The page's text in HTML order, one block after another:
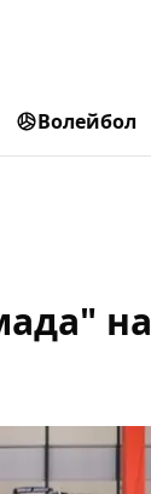
Волейбол
на